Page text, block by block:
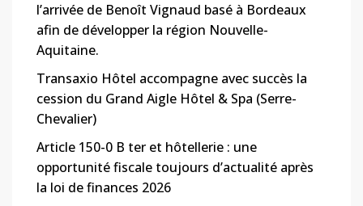
l’arrivée de Benoît Vignaud basé à Bordeaux
afin de développer la région Nouvelle-
Aquitaine.
Transaxio Hôtel accompagne avec succès la
cession du Grand Aigle Hôtel & Spa (Serre-
Chevalier)
Article 150-0 B ter et hôtellerie : une
opportunité fiscale toujours d’actualité après
la loi de finances 2026